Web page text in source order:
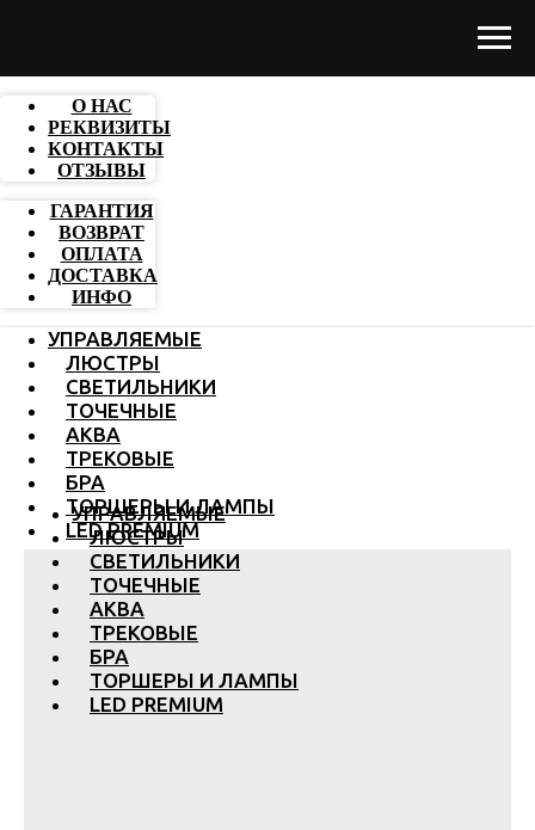
О НАС
РЕКВИЗИТЫ
КОНТАКТЫ
ОТЗЫВЫ
ГАРАНТИЯ
ВОЗВРАТ
ОПЛАТА
ДОСТАВКА
ИНФО
УПРАВЛЯЕМЫЕ
ЛЮСТРЫ
СВЕТИЛЬНИКИ
ТОЧЕЧНЫЕ
АКВА
ТРЕКОВЫЕ
БРА
ТОРШЕРЫ И ЛАМПЫ
LED PREMIUM
УПРАВЛЯЕМЫЕ
ЛЮСТРЫ
СВЕТИЛЬНИКИ
ТОЧЕЧНЫЕ
АКВА
ТРЕКОВЫЕ
БРА
ТОРШЕРЫ И ЛАМПЫ
LED PREMIUM